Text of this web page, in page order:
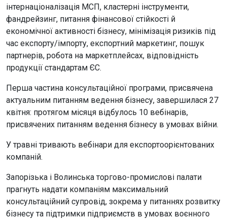
інтернаціоналізація МСП, кластерні інструменти,
фандрейзинг, питання фінансової стійкості й
економічної активності бізнесу, мінімізація ризиків під
час експорту/імпорту, експортний маркетинг, пошук
партнерів, робота на маркетплейсах, відповідність
продукції стандартам ЄС.
Перша частина консультаційної програми, присвячена
актуальним питанням ведення бізнесу, завершилася 27
квітня: протягом місяця відбулось 10 вебінарів,
присвячених питанням ведення бізнесу в умовах війни.
У травні тривають вебінари для експортоорієнтованих
компаній.
Запорізька і Волинська торгово-промислові палати
прагнуть надати компаніям максимальний
консультаційний супровід, зокрема у питаннях розвитку
бізнесу та підтримки підприємств в умовах воєнного